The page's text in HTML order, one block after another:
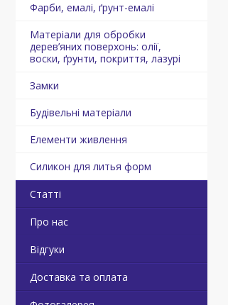
Фарби, емалі, ґрунт-емалі
Матеріали для обробки
дерев’яних поверхонь: олії,
воски, ґрунти, покриття, лазурі
Замки
Будівельні матеріали
Елементи живлення
Силикон для литья форм
Статті
Про нас
Відгуки
Доставка та оплата